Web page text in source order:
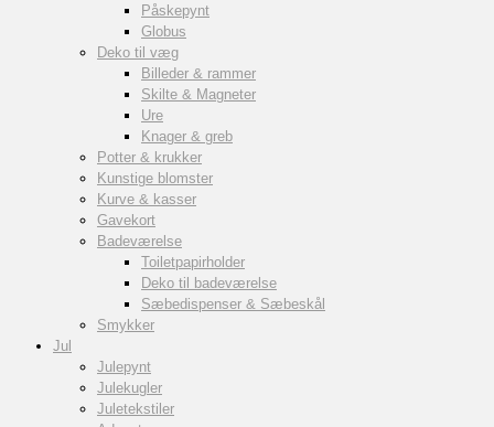
Påskepynt
Globus
Deko til væg
Billeder & rammer
Skilte & Magneter
Ure
Knager & greb
Potter & krukker
Kunstige blomster
Kurve & kasser
Gavekort
Badeværelse
Toiletpapirholder
Deko til badeværelse
Sæbedispenser & Sæbeskål
Smykker
Jul
Julepynt
Julekugler
Juletekstiler